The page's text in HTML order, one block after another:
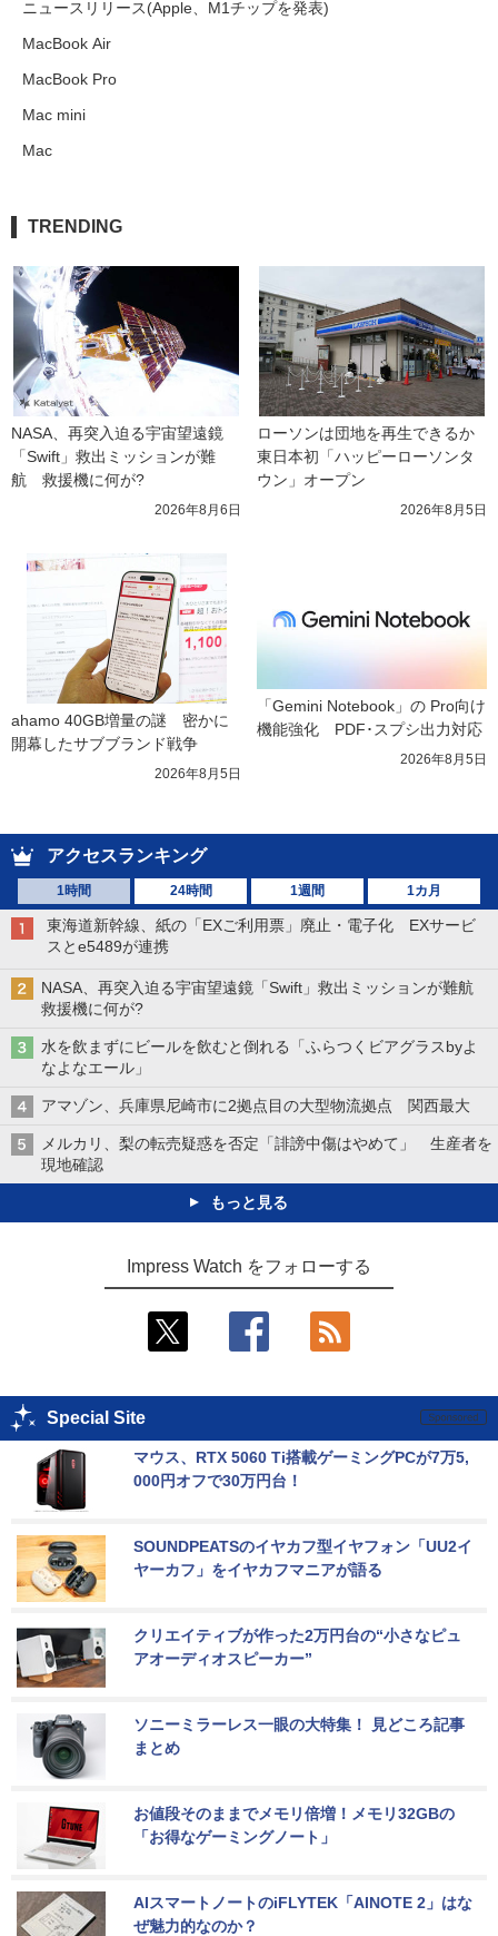
ニュースリリース(Apple、M1チップを発表)
MacBook Air
MacBook Pro
Mac mini
Mac
TRENDING
NASA、再突入迫る宇宙望遠鏡
「Swift」救出ミッションが難
航　救援機に何が?
2026年8月6日
ローソンは団地を再生できるか
東日本初「ハッピーローソンタ
ウン」オープン
2026年8月5日
ahamo 40GB増量の謎　密かに
開幕したサブブランド戦争
2026年8月5日
「Gemini Notebook」の Pro向け
機能強化　PDF･スプシ出力対応
2026年8月5日
アクセスランキング
1時間 24時間 1週間 1カ月
東海道新幹線、紙の「EXご利用票」廃止・電子化 EXサービ
スとe5489が連携
NASA、再突入迫る宇宙望遠鏡「Swift」救出ミッションが難航
救援機に何が?
水を飲まずにビールを飲むと倒れる「ふらつくビアグラスbyよ
なよなエール」
アマゾン、兵庫県尼崎市に2拠点目の大型物流拠点 関西最大
メルカリ、梨の転売疑惑を否定「誹謗中傷はやめて」 生産者を
現地確認
もっと見る
Impress Watch をフォローする
Special Site
マウス、RTX 5060 Ti搭載ゲーミングPCが7万5,
000円オフで30万円台！
SOUNDPEATSのイヤカフ型イヤフォン「UU2イ
ヤーカフ」をイヤカフマニアが語る
クリエイティブが作った2万円台の“小さなピュ
アオーディオスピーカー”
ソニーミラーレス一眼の大特集！ 見どころ記事
まとめ
お値段そのままでメモリ倍増！メモリ32GBの
「お得なゲーミングノート」
AIスマートノートのiFLYTEK「AINOTE 2」はな
ぜ魅力的なのか？